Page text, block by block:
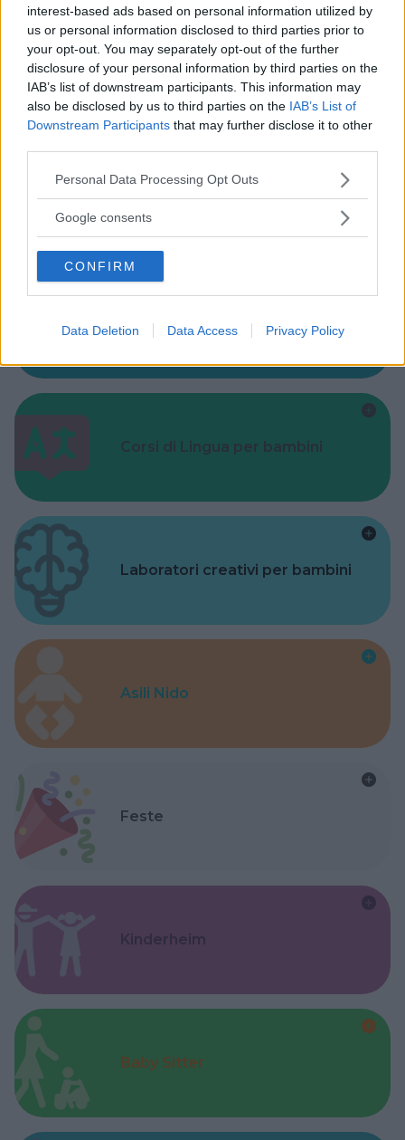
interest-based ads based on personal information utilized by
us or personal information disclosed to third parties prior to
your opt-out. You may separately opt-out of the further
disclosure of your personal information by third parties on the
IAB’s list of downstream participants. This information may
also be disclosed by us to third parties on the IAB’s List of
Downstream Participants that may further disclose it to other
Please note that this website/app uses one or more Google
not limited to your visit or usage behaviour. You may click to
use your data for below specified purposes in below Google
consent section.
Personal Data Processing Opt Outs
Google consents
CONFIRM
Data Deletion Data Access Privacy Policy
Cerca altre strutture
Alberghi
Valigie per il Parto
Corsi di Lingua per bambini
Laboratori creativi per bambini
Asili Nido
Feste
Kinderheim
Baby Sitter